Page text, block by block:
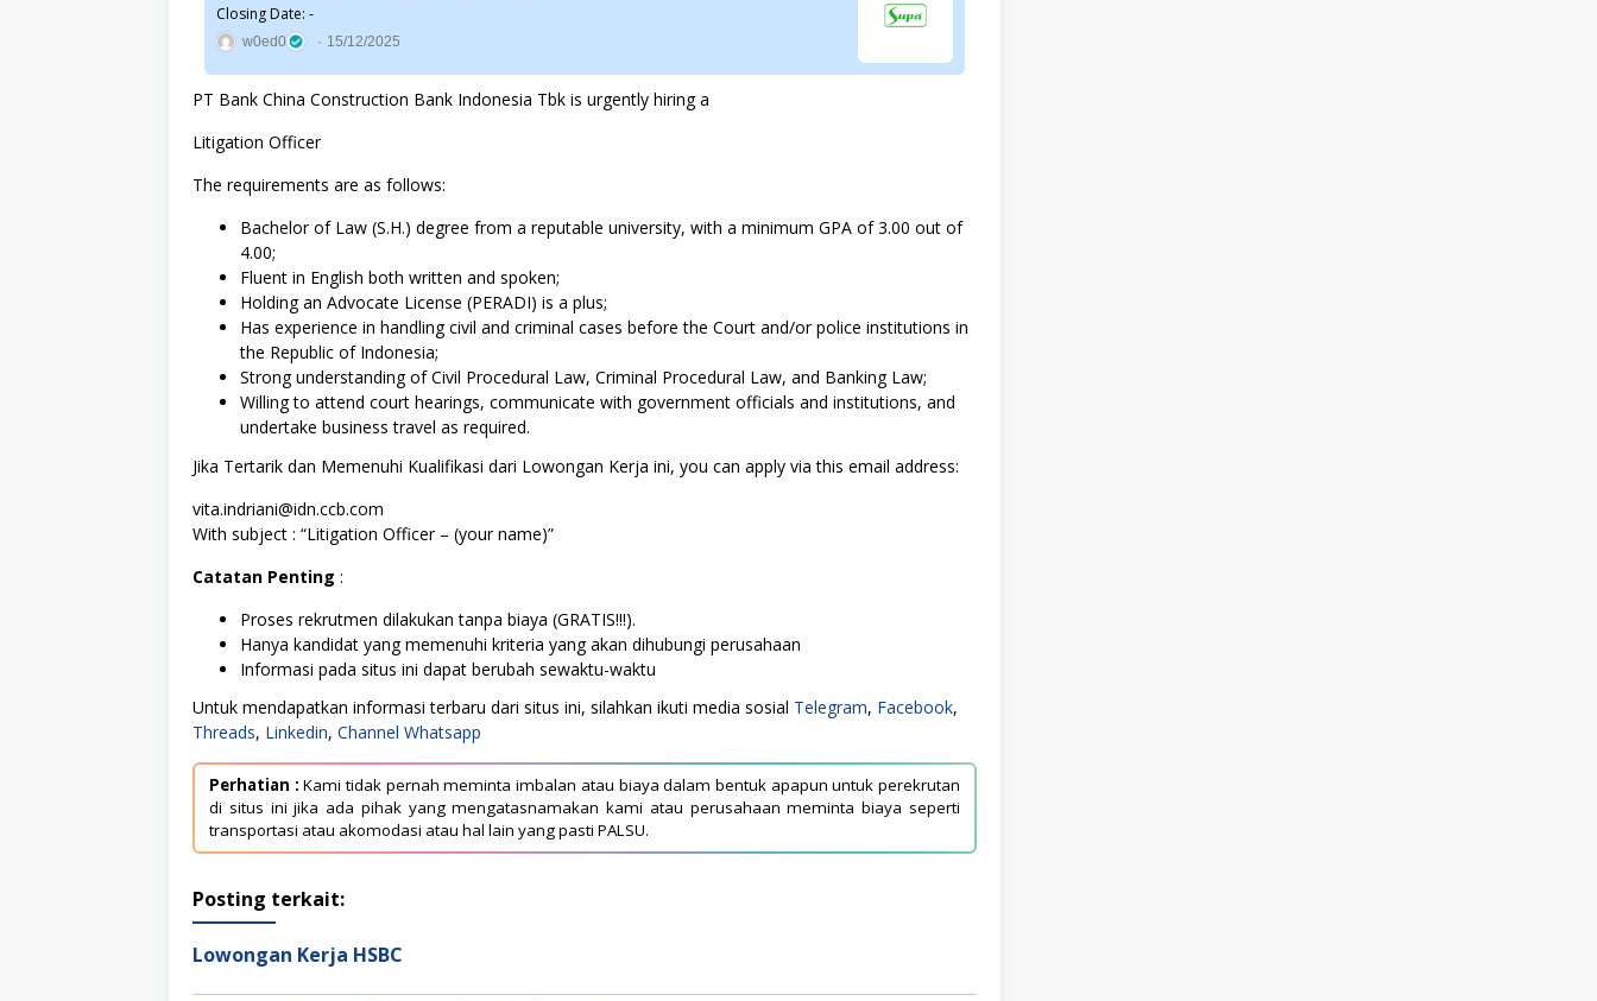
Closing Date: -
w0ed0 15/12/2025
PT Bank China Construction Bank Indonesia Tbk is urgently hiring a
Litigation Officer
The requirements are as follows:
Bachelor of Law (S.H.) degree from a reputable university, with a minimum GPA of 3.00 out of
4.00;
Fluent in English both written and spoken;
Holding an Advocate License (PERADI) is a plus;
Has experience in handling civil and criminal cases before the Court and/or police institutions in
the Republic of Indonesia;
Strong understanding of Civil Procedural Law, Criminal Procedural Law, and Banking Law;
Willing to attend court hearings, communicate with government officials and institutions, and
undertake business travel as required.
Jika Tertarik dan Memenuhi Kualifikasi dari Lowongan Kerja ini, you can apply via this email address:
vita.indriani@idn.ccb.com
With subject : “Litigation Officer – (your name)”
Catatan Penting :
Proses rekrutmen dilakukan tanpa biaya (GRATIS!!!).
Hanya kandidat yang memenuhi kriteria yang akan dihubungi perusahaan
Informasi pada situs ini dapat berubah sewaktu-waktu
Untuk mendapatkan informasi terbaru dari situs ini, silahkan ikuti media sosial Telegram, Facebook,
Threads, Linkedin, Channel Whatsapp
Perhatian : Kami tidak pernah meminta imbalan atau biaya dalam bentuk apapun untuk perekrutan
di situs ini jika ada pihak yang mengatasnamakan kami atau perusahaan meminta biaya seperti
transportasi atau akomodasi atau hal lain yang pasti PALSU.
Posting terkait:
Lowongan Kerja HSBC